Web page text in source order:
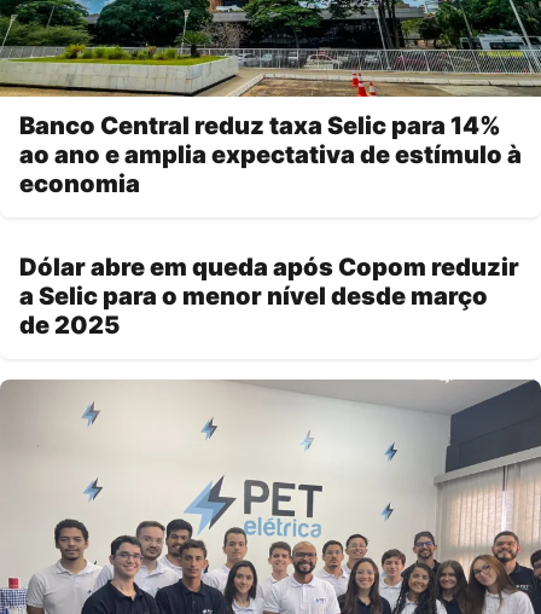
Banco Central reduz taxa Selic para 14%
ao ano e amplia expectativa de estímulo à
economia
Dólar abre em queda após Copom reduzir
a Selic para o menor nível desde março
de 2025